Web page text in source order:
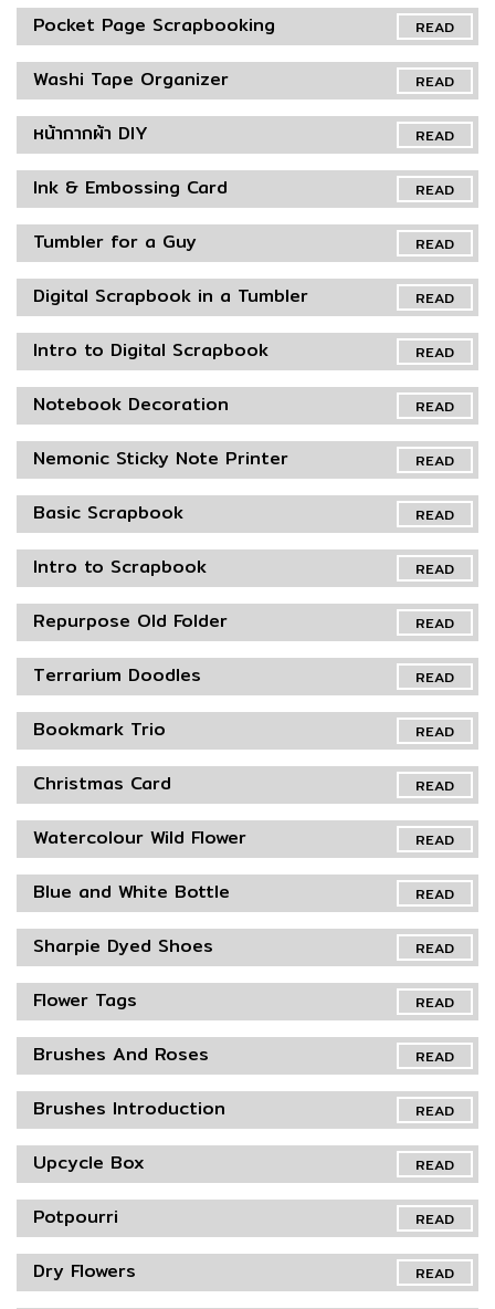
READ
Pocket Page Scrapbooking
READ
Washi Tape Organizer
READ
หน้ากากผ้า DIY
READ
Ink & Embossing Card
READ
Tumbler for a Guy
READ
Digital Scrapbook in a Tumbler
READ
Intro to Digital Scrapbook
READ
Notebook Decoration
READ
Nemonic Sticky Note Printer
READ
Basic Scrapbook
READ
Intro to Scrapbook
READ
Repurpose Old Folder
READ
Terrarium Doodles
READ
Bookmark Trio
READ
Christmas Card
READ
Watercolour Wild Flower
READ
Blue and White Bottle
READ
Sharpie Dyed Shoes
READ
Flower Tags
READ
Brushes And Roses
READ
Brushes Introduction
READ
Upcycle Box
READ
Potpourri
READ
Dry Flowers